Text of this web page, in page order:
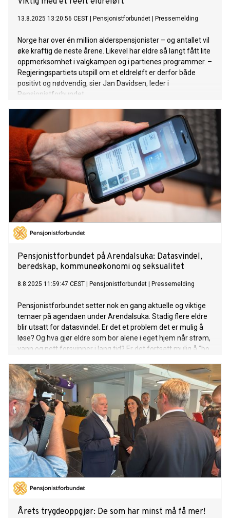
13.8.2025 13:20:56 CEST Pensjonistforbundet Pressemelding
Norge har over én million alderspensjonister – og antallet vil
øke kraftig de neste årene. Likevel har eldre så langt fått lite
oppmerksomhet i valgkampen og i partienes programmer. –
Regjeringspartiets utspill om et eldreløft er derfor både
positivt og nødvendig, sier Jan Davidsen, leder i
Pensjonistforbundet.
Pensjonistforbundet på Arendalsuka: Datasvindel,
beredskap, kommuneøkonomi og seksualitet
8.8.2025 11:59:47 CEST Pensjonistforbundet Pressemelding
Pensjonistforbundet setter nok en gang aktuelle og viktige
temaer på agendaen under Arendalsuka. Stadig flere eldre
blir utsatt for datasvindel. Er det et problem det er mulig å
løse? Og hva gjør eldre som bor alene i eget hjem når strøm,
vann og nett forsvinner i lang tid? Er det fortsatt mulig å "bo
Årets trygdeoppgjør: De som har minst må få mer!